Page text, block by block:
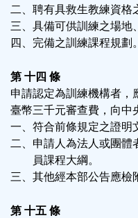
二、聘有具救生教練資格
三、具備可供訓練之場地
四、完備之訓練課程規劃。
第 十四 條
申請認定為訓練機構者，
臺幣三千元審查費，向中
一、符合前條規定之證明
二、申請人為法人或團
員課程大綱。
三、其他經本部公告應檢
第 十五 條